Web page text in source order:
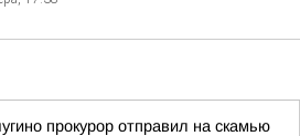
прокурор отправил на скамью